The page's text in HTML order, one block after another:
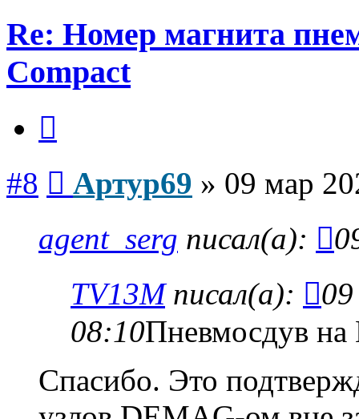
Re: Номер магнита
Compact
#8 Артур69 » 09 мар
agent_serg писал(а):
TV13Mписал(а):
08:10Пневмосдув на
Спасибо. Это